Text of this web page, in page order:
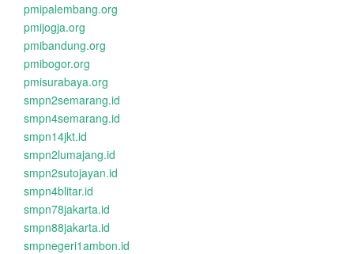
pmipalembang.org
pmijogja.org
pmibandung.org
pmibogor.org
pmisurabaya.org
smpn2semarang.id
smpn4semarang.id
smpn14jkt.id
smpn2lumajang.id
smpn2sutojayan.id
smpn4blitar.id
smpn78jakarta.id
smpn88jakarta.id
smpnegeri1ambon.id